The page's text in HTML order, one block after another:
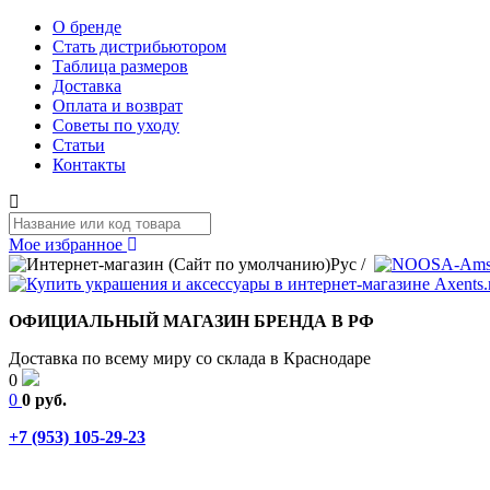
О бренде
Стать дистрибьютором
Таблица размеров
Доставка
Оплата и возврат
Советы по уходу
Статьи
Контакты
Мое избранное
Рус /
ОФИЦИАЛЬНЫЙ МАГАЗИН БРЕНДА В РФ
Доставка по всему миру со склада в Краснодаре
0
0 0 руб.
+7 (953) 105-29-23